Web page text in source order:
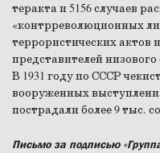
теракта и 5156 случаев
«контрреволюционных
террористических актов
представителей
В 1931 году по СССР
вооруженных
пострадали более 9 тыс.
Письмо за подписью